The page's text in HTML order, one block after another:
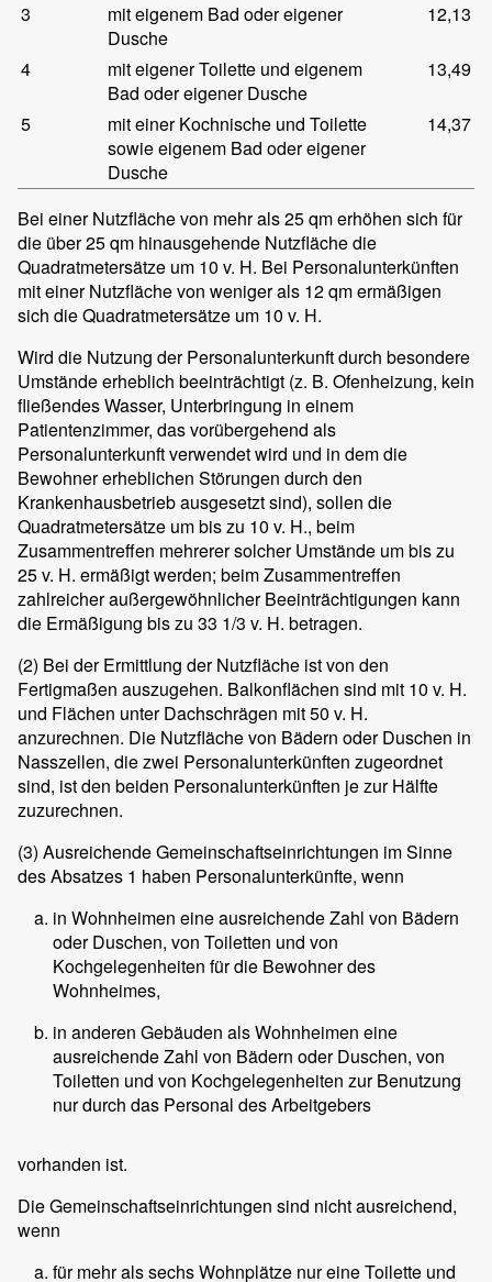
3
mit eigenem Bad oder eigener
Dusche
12,13
4
mit eigener Toilette und eigenem
Bad oder eigener Dusche
13,49
5
mit einer Kochnische und Toilette
sowie eigenem Bad oder eigener
Dusche
14,37
Bei einer Nutzfläche von mehr als 25 qm erhöhen sich für
die über 25 qm hinausgehende Nutzfläche die
Quadratmetersätze um 10 v. H. Bei Personalunterkünften
mit einer Nutzfläche von weniger als 12 qm ermäßigen
sich die Quadratmetersätze um 10 v. H.
Wird die Nutzung der Personalunterkunft durch besondere
Umstände erheblich beeinträchtigt (z. B. Ofenheizung, kein
fließendes Wasser, Unterbringung in einem
Patientenzimmer, das vorübergehend als
Personalunterkunft verwendet wird und in dem die
Bewohner erheblichen Störungen durch den
Krankenhausbetrieb ausgesetzt sind), sollen die
Quadratmetersätze um bis zu 10 v. H., beim
Zusammentreffen mehrerer solcher Umstände um bis zu
25 v. H. ermäßigt werden; beim Zusammentreffen
zahlreicher außergewöhnlicher Beeinträchtigungen kann
die Ermäßigung bis zu 33 1/3 v. H. betragen.
(2) Bei der Ermittlung der Nutzfläche ist von den
Fertigmaßen auszugehen. Balkonflächen sind mit 10 v. H.
und Flächen unter Dachschrägen mit 50 v. H.
anzurechnen. Die Nutzfläche von Bädern oder Duschen in
Nasszellen, die zwei Personalunterkünften zugeordnet
sind, ist den beiden Personalunterkünften je zur Hälfte
zuzurechnen.
(3) Ausreichende Gemeinschaftseinrichtungen im Sinne
des Absatzes 1 haben Personalunterkünfte, wenn
in Wohnheimen eine ausreichende Zahl von Bädern
oder Duschen, von Toiletten und von
Kochgelegenheiten für die Bewohner des
Wohnheimes,
in anderen Gebäuden als Wohnheimen eine
ausreichende Zahl von Bädern oder Duschen, von
Toiletten und von Kochgelegenheiten zur Benutzung
nur durch das Personal des Arbeitgebers
vorhanden ist.
Die Gemeinschaftseinrichtungen sind nicht ausreichend,
wenn
für mehr als sechs Wohnplätze nur eine Toilette und